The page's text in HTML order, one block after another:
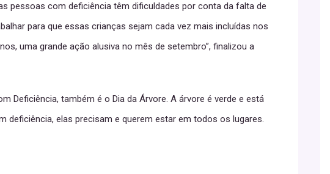
pessoas com deficiência têm dificuldades por conta da falta de
para que essas crianças sejam cada vez mais incluídas nos
uma grande ação alusiva no mês de setembro”, finalizou a
Deficiência, também é o Dia da Árvore. A árvore é verde e está
deficiência, elas precisam e querem estar em todos os lugares.